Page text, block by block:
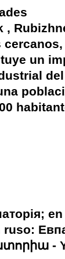
,
un
en
ruso:
-